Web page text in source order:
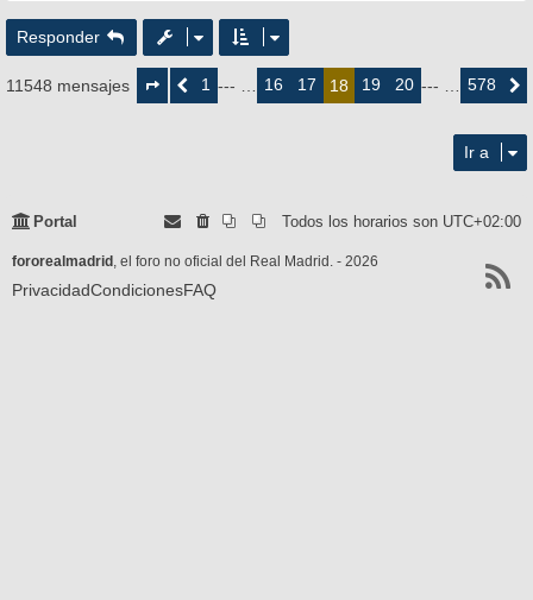
Responder
11548 mensajes
Página
deAnterior
1 --- … 16 17 18 19 20 --- … 578
Ir a
Portal Todos los horarios son UTC+02:00
fororealmadrid , el foro no oficial del Real Madrid. - 2026
PrivacidadCondicionesFAQ